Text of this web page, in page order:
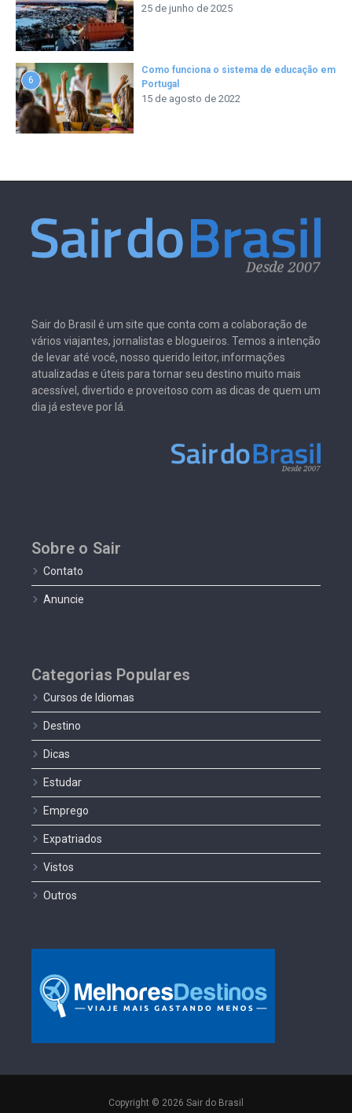
25 de junho de 2025
6
Como funciona o sistema de educação em
Portugal
15 de agosto de 2022
Sair do Brasil é um site que conta com a colaboração de
vários viajantes, jornalistas e blogueiros. Temos a intenção
de levar até você, nosso querido leitor, informações
atualizadas e úteis para tornar seu destino muito mais
acessível, divertido e proveitoso com as dicas de quem um
dia já esteve por lá.
Sobre o Sair
Contato
Anuncie
Categorias Populares
Cursos de Idiomas
Destino
Dicas
Estudar
Emprego
Expatriados
Vistos
Outros
Copyright © 2026 Sair do Brasil